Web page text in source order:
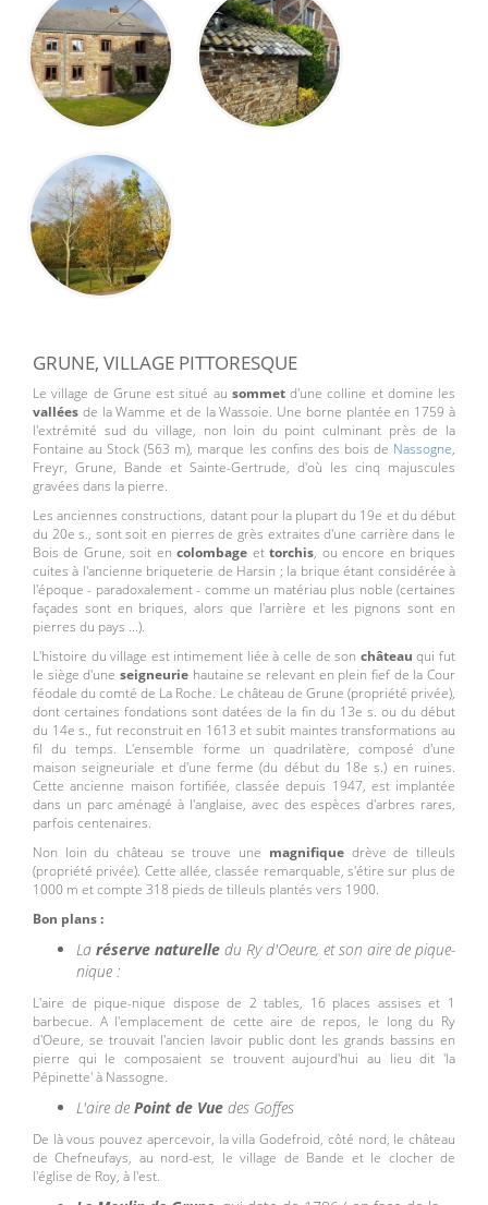
GRUNE, VILLAGE PITTORESQUE
Le village de Grune est situé au sommet d'une colline et domine les
vallées de la Wamme et de la Wassoie. Une borne plantée en 1759 à
l'extrémité sud du village, non loin du point culminant près de la
Fontaine au Stock (563 m), marque les confins des bois de Nassogne,
Freyr, Grune, Bande et Sainte-Gertrude, d'où les cinq majuscules
gravées dans la pierre.
Les anciennes constructions, datant pour la plupart du 19e et du début
du 20e s., sont soit en pierres de grès extraites d'une carrière dans le
Bois de Grune, soit encolombage ettorchis, ou encore en briques
cuites à l'ancienne briqueterie de Harsin ; la brique étant considérée à
l'époque - paradoxalement - comme un matériau plus noble (certaines
façades sont en briques, alors que l'arrière et les pignons sont en
pierres du pays ...).
L'histoire du village est intimement liée à celle de son châteauqui fut
le siège d'une seigneurie hautaine se relevant en plein fief de la Cour
féodale du comté de La Roche. Le château de Grune (propriété privée),
dont certaines fondations sont datées de la fin du 13e s. ou du début
du 14e s., fut reconstruit en 1613 et subit maintes transformations au
fil du temps. L'ensemble forme un quadrilatère, composé d'une
maison seigneuriale et d'une ferme (du début du 18e s.) en ruines.
Cette ancienne maison fortifiée, classée depuis 1947, est implantée
dans un parc aménagé à l'anglaise, avec des espèces d'arbres rares,
parfois centenaires.
Non loin du château se trouve une magnifique drève de tilleuls
(propriété privée). Cette allée, classée remarquable, s'étire sur plus de
1000 m et compte 318 pieds de tilleuls plantés vers 1900.
Bon plans :
La réserve naturelle du Ry d'Oeure, et son aire de pique-
nique :
L'aire de pique-nique dispose de 2 tables, 16 places assises et 1
barbecue. A l'emplacement de cette aire de repos, le long du Ry
d'Oeure, se trouvait l'ancien lavoir public dont les grands bassins en
pierre qui le composaient se trouvent aujourd'hui au lieu dit 'la
Pépinette' à Nassogne.
L'aire de Point de Vue des Goffes
De là vous pouvez apercevoir, la villa Godefroid, côté nord, le château
de Chefneufays, au nord-est, le village de Bande et le clocher de
l'église de Roy, à l'est.